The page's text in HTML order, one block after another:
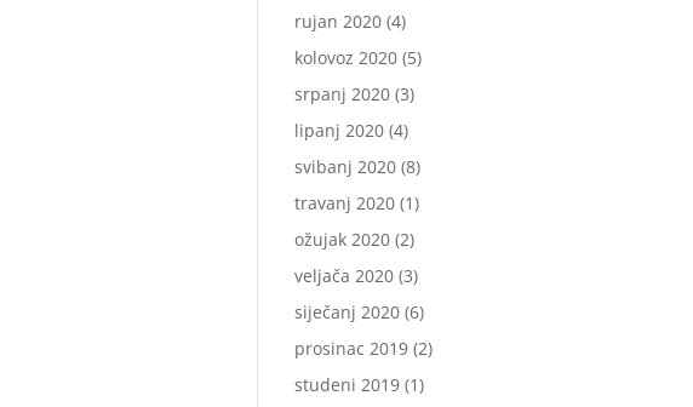
rujan 2020 (4)
kolovoz 2020 (5)
srpanj 2020 (3)
lipanj 2020 (4)
svibanj 2020 (8)
travanj 2020 (1)
ožujak 2020 (2)
veljača 2020 (3)
siječanj 2020 (6)
prosinac 2019 (2)
studeni 2019 (1)